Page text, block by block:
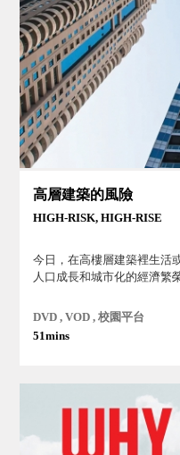
高層建築的風險
HIGH-RISK, HIGH-RISE
今日，在高樓層建築裡生活
人口成長和城市化的經濟繁
更安全？久居高樓的人們會
DVD , VOD , 校園平台
51mins